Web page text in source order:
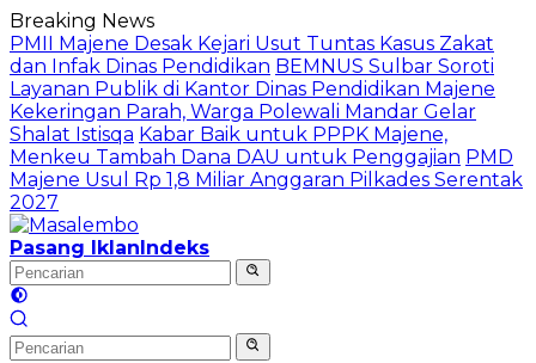
Langsung
ke
konten
Breaking News
PMII Majene Desak Kejari Usut Tuntas Kasus Zakat
dan Infak Dinas Pendidikan BEMNUS Sulbar Soroti
Layanan Publik di Kantor Dinas Pendidikan Majene
Kekeringan Parah, Warga Polewali Mandar Gelar
Shalat Istisqa Kabar Baik untuk PPPK Majene,
Menkeu Tambah Dana DAU untuk Penggajian PMD
Majene Usul Rp 1,8 Miliar Anggaran Pilkades Serentak
2027
Pasang IklanIndeks